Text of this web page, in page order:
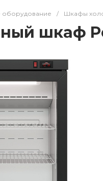
оборудование / Шкафы
шкаф